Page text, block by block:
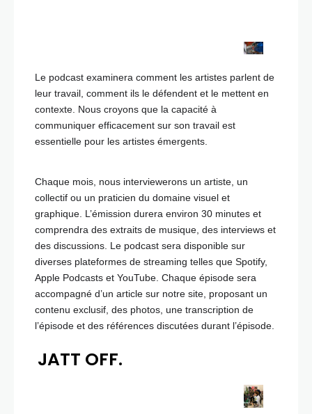
Le podcast examinera comment les artistes parlent de
leur travail, comment ils le défendent et le mettent en
contexte. Nous croyons que la capacité à
communiquer efficacement sur son travail est
essentielle pour les artistes émergents.
Chaque mois, nous interviewerons un artiste, un
collectif ou un praticien du domaine visuel et
graphique. L’émission durera environ 30 minutes et
comprendra des extraits de musique, des interviews et
des discussions. Le podcast sera disponible sur
diverses plateformes de streaming telles que Spotify,
Apple Podcasts et YouTube. Chaque épisode sera
accompagné d’un article sur notre site, proposant un
contenu exclusif, des photos, une transcription de
l’épisode et des références discutées durant l’épisode.
JATT OFF.